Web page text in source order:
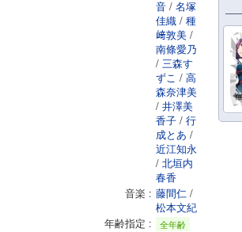
音 / 名塚
佳織 / 種
﨑敦美 /
南條愛乃
/ 三森す
ずこ / 高
森奈津美
/ 井澤美
香子 / 行
成とあ /
近江知永
/ 北垣内
春香
音楽
藤間仁 /
松本文紀
年齢指定
全年齢